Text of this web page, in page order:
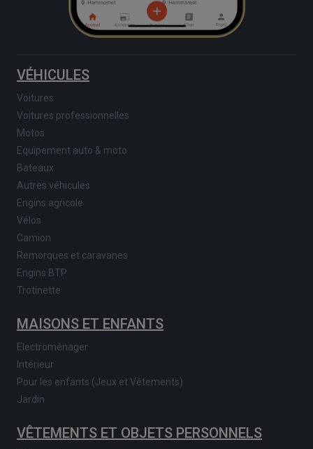
VÉHICULES
Voitures
Voitures professionnelles
Motos
Equipement auto & moto
Bateaux
Autres véhicules
Engins agricole
Vélos
Camion
Remorques et caravanes
Engins BTP
Trotinette
MAISONS ET ENFANTS
Electroménager
Intérieur
Pour les enfants (Jeux et Vêtements)
Jardin
VÊTEMENTS ET OBJETS PERSONNELS